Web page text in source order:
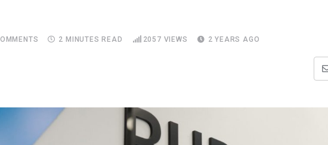
2 MINUTES READ 2057 VIEWS 2 YEARS AGO